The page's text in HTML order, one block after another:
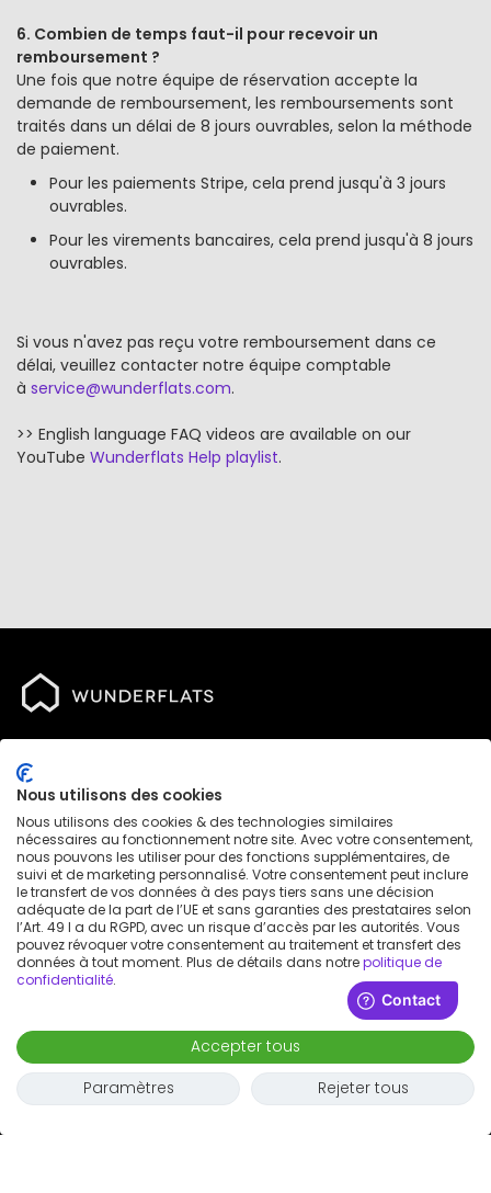
6. Combien de temps faut-il pour recevoir un
remboursement ?
Une fois que notre équipe de réservation accepte la
demande de remboursement, les remboursements sont
traités dans un délai de 8 jours ouvrables, selon la méthode
de paiement.
Pour les paiements Stripe, cela prend jusqu'à 3 jours
ouvrables.
Pour les virements bancaires, cela prend jusqu'à 8 jours
ouvrables.
Si vous n'avez pas reçu votre remboursement dans ce
délai, veuillez contacter notre équipe comptable
à service@wunderflats.com.
>> English language FAQ videos are available on our
YouTube Wunderflats Help playlist.
Destinations
Entreprise
Réseaux sociaux
Politique de confidentialité
Mentions légales
Avis de brevet
Nous utilisons des cookies
Nous utilisons des cookies & des technologies similaires
nécessaires au fonctionnement notre site. Avec votre consentement,
nous pouvons les utiliser pour des fonctions supplémentaires, de
suivi et de marketing personnalisé. Votre consentement peut inclure
le transfert de vos données à des pays tiers sans une décision
adéquate de la part de l’UE et sans garanties des prestataires selon
l’Art. 49 I a du RGPD, avec un risque d’accès par les autorités. Vous
pouvez révoquer votre consentement au traitement et transfert des
données à tout moment. Plus de détails dans notrepolitique de
confidentialité.
Accepter tous
Paramètres
Rejeter tous